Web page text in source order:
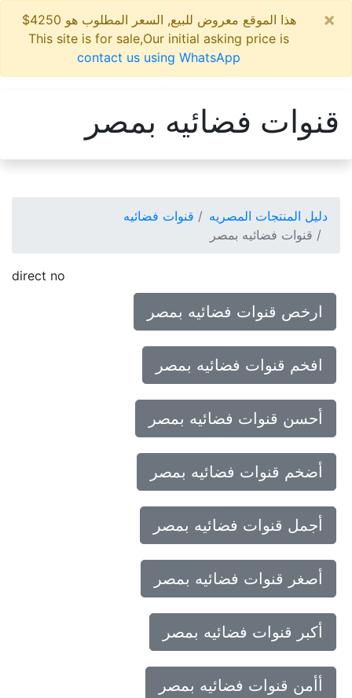
هذا الموقع معروض للبيع, السعر المطلوب هو 4250$
This site is for sale,Our initial asking price is
contact us using WhatsApp
قنوات فضائيه بمصر
دليل المنتجات المصريه
قنوات فضائيه
قنوات فضائيه بمصر
direct no
ارخص قنوات فضائيه بمصر
افخم قنوات فضائيه بمصر
أحسن قنوات فضائيه بمصر
أضخم قنوات فضائيه بمصر
أجمل قنوات فضائيه بمصر
أصغر قنوات فضائيه بمصر
أكبر قنوات فضائيه بمصر
أأمن قنوات فضائيه بمصر